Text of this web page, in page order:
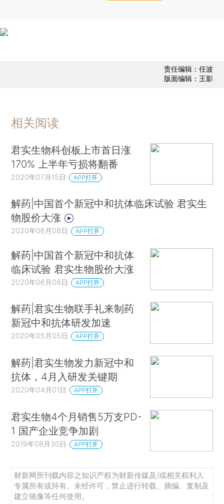
责任编辑：任波
版面编辑：王影
相关阅读
君实生物科创板上市首日涨
170% 上半年亏损将翻番
2020年07月15日 APP打开
解药|中国首个新冠中和抗体临床试验 君实生
物股价大涨
2020年06月08日 APP打开
解药|中国首个新冠中和抗体
临床试验 君实生物股价大涨
2020年06月08日 APP打开
解药|君实生物联手礼来制药
新冠中和抗体研发加速
2020年05月05日 APP打开
解药|君实生物发力新冠中和
抗体，4月入研发关键期
2020年04月01日 APP打开
君实生物4个月销售5万支PD-
1 国产企业竞争加剧
2019年08月30日 APP打开
财新网所刊载内容之知识产权为财新传媒及/或相关权利人
专属所有或持有。未经许可，禁止进行转载、摘编、复制及
建立镜像等任何使用。